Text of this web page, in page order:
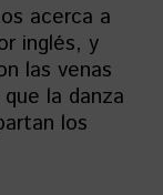
acerca a
inglés, y
las venas
la danza
los